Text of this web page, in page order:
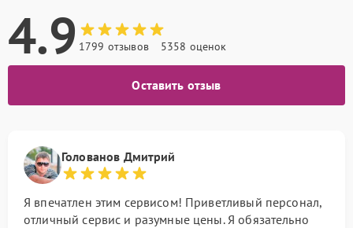
4.9 1799 отзывов 5358 оценок
Оставить отзыв
Голованов Дмитрий
Я впечатлен этим сервисом! Приветливый персонал,
отличный сервис и разумные цены. Я обязательно